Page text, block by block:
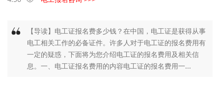
【导读】电工证报名费多少钱？在中国，电工证是获得从事
电工相关工作的必备证件。许多人对于电工证的报名费用有
一定的疑惑，下面将为您介绍电工证的报名费用及相关信
息。一、电工证报名费用的内容电工证的报名费用一...